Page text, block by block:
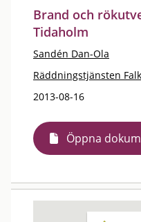
Brand och
Tidaholm
Sandén Dan-Ola
Räddningstjänsten
2013-08-16
Öppna